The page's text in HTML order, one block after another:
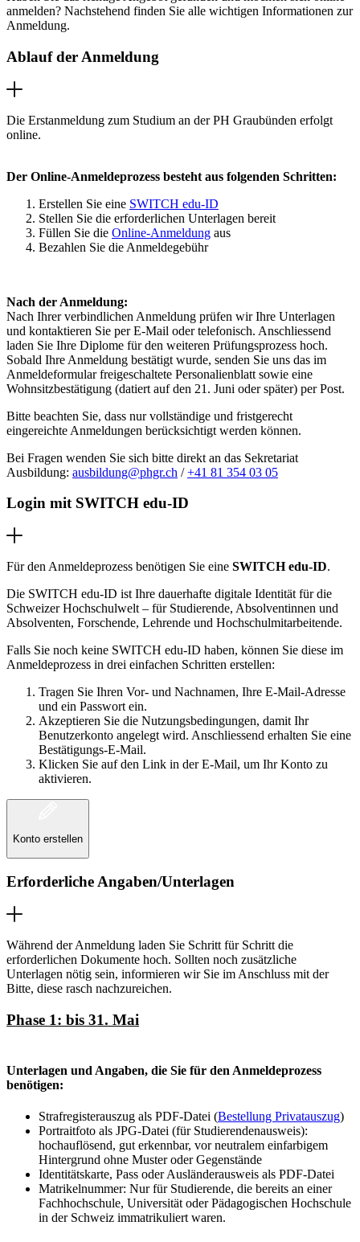
anmelden? Nachstehend finden Sie alle wichtigen Informationen zur
Anmeldung.
Ablauf der Anmeldung
Die Erstanmeldung zum Studium an der PH Graubünden erfolgt
online.
Der Online-Anmeldeprozess besteht aus folgenden Schritten:
Erstellen Sie eine SWITCH edu-ID
Stellen Sie die erforderlichen Unterlagen bereit
Füllen Sie die Online-Anmeldung aus
Bezahlen Sie die Anmeldegebühr
Nach der Anmeldung:
Nach Ihrer verbindlichen Anmeldung prüfen wir Ihre Unterlagen
und kontaktieren Sie per E-Mail oder telefonisch. Anschliessend
laden Sie Ihre Diplome für den weiteren Prüfungsprozess hoch.
Sobald Ihre Anmeldung bestätigt wurde, senden Sie uns das im
Anmeldeformular freigeschaltete Personalienblatt sowie eine
Wohnsitzbestätigung (datiert auf den 21. Juni oder später) per Post.
Bitte beachten Sie, dass nur vollständige und fristgerecht
eingereichte Anmeldungen berücksichtigt werden können.
Bei Fragen wenden Sie sich bitte direkt an das Sekretariat
Ausbildung: ausbildung@phgr.ch /+41 81 354 03 05
Login mit SWITCH edu-ID
Für den Anmeldeprozess benötigen Sie eine SWITCH edu-ID.
Die SWITCH edu-ID ist Ihre dauerhafte digitale Identität für die
Schweizer Hochschulwelt – für Studierende, Absolventinnen und
Absolventen, Forschende, Lehrende und Hochschulmitarbeitende.
Falls Sie noch keine SWITCH edu-ID haben, können Sie diese im
Anmeldeprozess in drei einfachen Schritten erstellen:
Tragen Sie Ihren Vor- und Nachnamen, Ihre E-Mail-Adresse
und ein Passwort ein.
Akzeptieren Sie die Nutzungsbedingungen, damit Ihr
Benutzerkonto angelegt wird. Anschliessend erhalten Sie eine
Bestätigungs-E-Mail.
Klicken Sie auf den Link in der E-Mail, um Ihr Konto zu
aktivieren.
Konto erstellen
Erforderliche Angaben/Unterlagen
Während der Anmeldung laden Sie Schritt für Schritt die
erforderlichen Dokumente hoch. Sollten noch zusätzliche
Unterlagen nötig sein, informieren wir Sie im Anschluss mit der
Bitte, diese rasch nachzureichen.
Phase 1: bis 31. Mai
Unterlagen und Angaben, die Sie für den Anmeldeprozess
benötigen:
Strafregisterauszug als PDF-Datei (Bestellung Privatauszug)
Portraitfoto als JPG-Datei (für Studierendenausweis):
hochauflösend, gut erkennbar, vor neutralem einfarbigem
Hintergrund ohne Muster oder Gegenstände
Identitätskarte, Pass oder Ausländerausweis als PDF-Datei
Matrikelnummer: Nur für Studierende, die bereits an einer
Fachhochschule, Universität oder Pädagogischen Hochschule
in der Schweiz immatrikuliert waren.